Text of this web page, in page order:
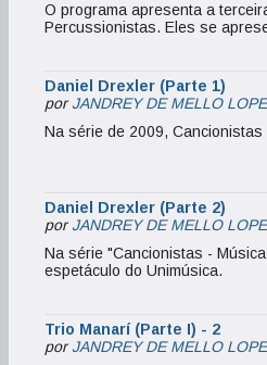
O programa apresenta a
Percussionistas. Eles se
Daniel Drexler (Parte 1)
porJANDREY DE MELLO
Na série de 2009,
Daniel Drexler (Parte 2)
porJANDREY DE MELLO
Na série "Cancionistas -
espetáculo do Unimúsica.
Trio Manarí (Parte I) - 2
porJANDREY DE MELLO